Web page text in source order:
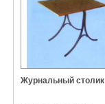
Журнальный столик